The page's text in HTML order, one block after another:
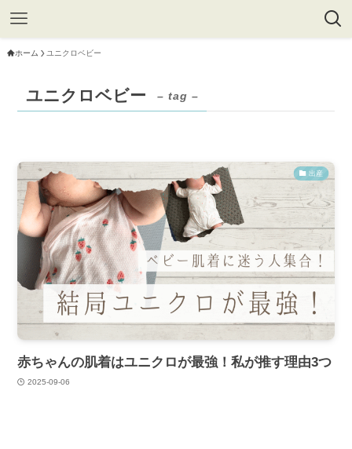
ホーム ユニクロベビー
ユニクロベビー – tag –
出産
赤ちゃんの肌着はユニクロが最強！私が推す理由3つ
2025-09-06